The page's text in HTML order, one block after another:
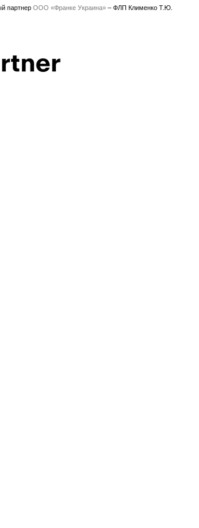
партнер ООО «Франке Украина» – ФЛП Клименко Т.Ю.